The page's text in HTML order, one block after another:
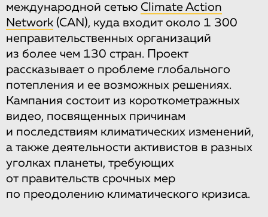
международной сетью Climate Action
Network (CAN), куда входит около 1 300
неправительственных организаций
из более чем 130 стран. Проект
рассказывает о проблеме глобального
потепления и ее возможных решениях.
Кампания состоит из короткометражных
видео, посвященных причинам
и последствиям климатических изменений,
а также деятельности активистов в разных
уголках планеты, требующих
от правительств срочных мер
по преодолению климатического кризиса.